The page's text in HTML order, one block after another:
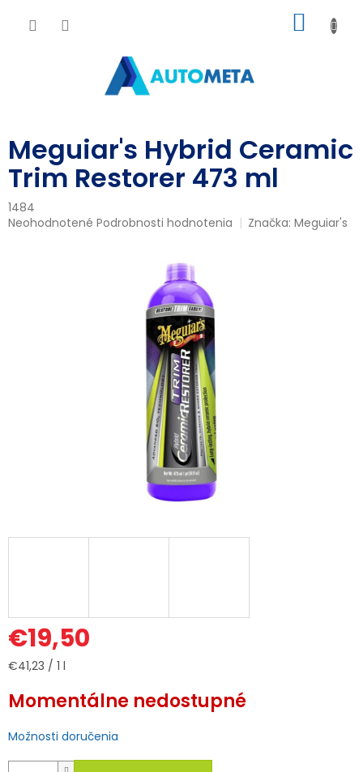
KOŠÍK
Meguiar's Hybrid Ceramic
Trim Restorer 473 ml
1484
Priemerné
Neohodnotené Podrobnosti hodnotenia Značka:Meguiar's
€19,50
Jednotková
€41,23 / 1 l
Momentálne nedostupné
Možnosti doručenia